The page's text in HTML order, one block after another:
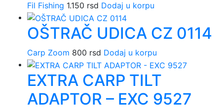
Fil Fishing 1.150 rsd Dodaj u korpu
OŠTRAČ UDICA CZ 0114
Carp Zoom 800 rsd Dodaj u korpu
EXTRA CARP TILT
ADAPTOR – EXC 9527